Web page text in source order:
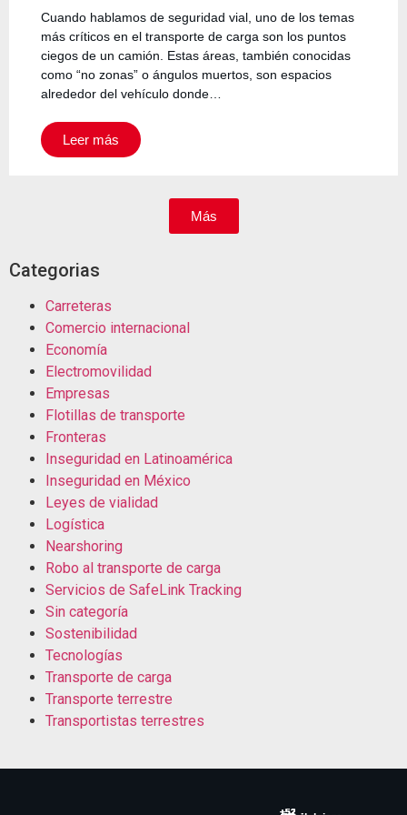
Cuando hablamos de seguridad vial, uno de los temas
más críticos en el transporte de carga son los puntos
ciegos de un camión. Estas áreas, también conocidas
como “no zonas” o ángulos muertos, son espacios
alrededor del vehículo donde…
Leer más
Más
Categorias
Carreteras
Comercio internacional
Economía
Electromovilidad
Empresas
Flotillas de transporte
Fronteras
Inseguridad en Latinoamérica
Inseguridad en México
Leyes de vialidad
Logística
Nearshoring
Robo al transporte de carga
Servicios de SafeLink Tracking
Sin categoría
Sostenibilidad
Tecnologías
Transporte de carga
Transporte terrestre
Transportistas terrestres
+52
+52
+52
+52